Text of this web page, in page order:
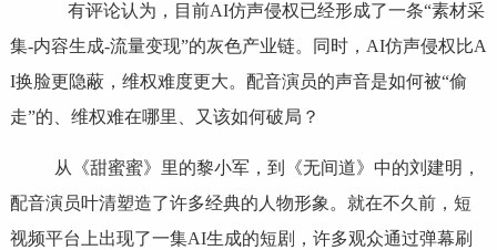
有评论认为，目前AI仿声侵权已经形成了一条“素材采
集-内容生成-流量变现”的灰色产业链。同时，AI仿声侵权比A
I换脸更隐蔽，维权难度更大。配音演员的声音是如何被“偷
走”的、维权难在哪里、又该如何破局？
从《甜蜜蜜》里的黎小军，到《无间道》中的刘建明，
配音演员叶清塑造了许多经典的人物形象。就在不久前，短
视频平台上出现了一集AI生成的短剧，许多观众通过弹幕刷